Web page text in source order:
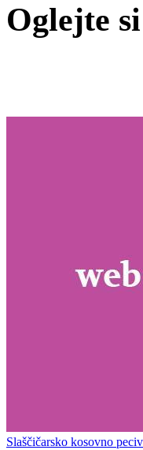
Oglejte
Slaščičarsko kosovno